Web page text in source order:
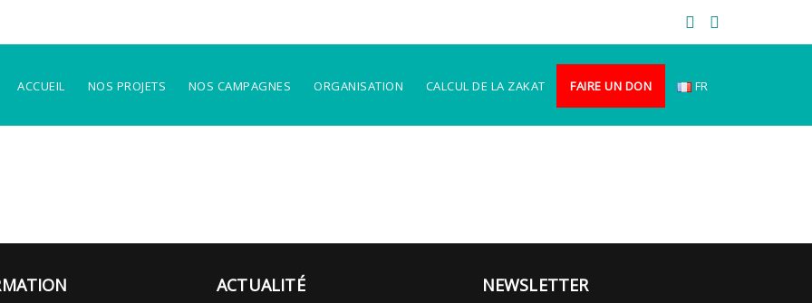
ACCUEIL NOS PROJETS NOS CAMPAGNES ORGANISATION CALCUL DE LA ZAKAT FAIRE UN DON FR
ACTUALITÉ NEWSLETTER